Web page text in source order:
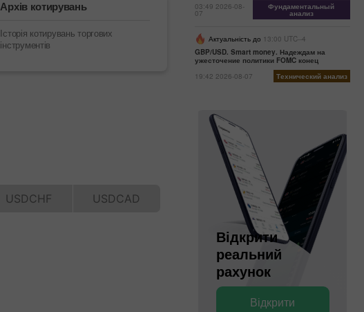
Архів котирувань
Історія котирувань торгових
інструментів
03:49 2026-08-
07
Фундаментальный
анализ
Актуальність до 13:00 UTC--4
GBP/USD. Smart money. Надеждам на
ужесточение политики FOMC конец
19:42 2026-08-07
Технический анализ
Відкрити
реальний
рахунок
Відкрити